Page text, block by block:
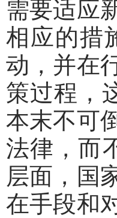
需要适应
相应的措
动，并在
策过程，
本末不可
法律，而
层面，国
在手段和